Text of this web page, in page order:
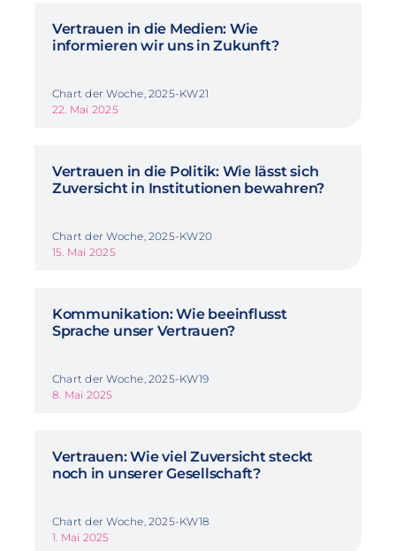
Vertrauen in die Medien: Wie
informieren wir uns in Zukunft?
Chart der Woche, 2025-KW21
22. Mai 2025
Vertrauen in die Politik: Wie lässt sich
Zuversicht in Institutionen bewahren?
Chart der Woche, 2025-KW20
15. Mai 2025
Kommunikation: Wie beeinflusst
Sprache unser Vertrauen?
Chart der Woche, 2025-KW19
8. Mai 2025
Vertrauen: Wie viel Zuversicht steckt
noch in unserer Gesellschaft?
Chart der Woche, 2025-KW18
1. Mai 2025